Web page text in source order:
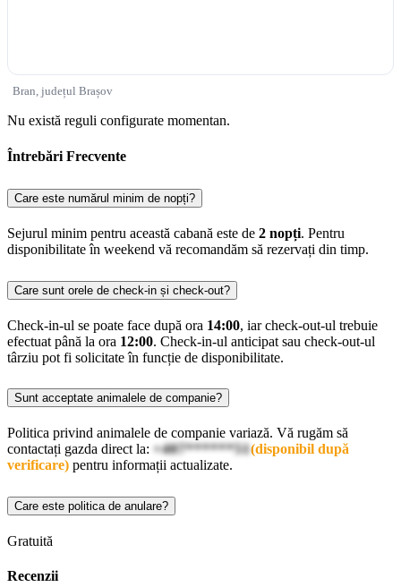
Bran, județul Brașov
Nu există reguli configurate momentan.
Întrebări Frecvente
Care este numărul minim de nopți?
Sejurul minim pentru această cabană este de 2 nopți. Pentru
disponibilitate în weekend vă recomandăm să rezervați din timp.
Care sunt orele de check-in și check-out?
Check-in-ul se poate face după ora 14:00, iar check-out-ul trebuie
efectuat până la ora 12:00. Check-in-ul anticipat sau check-out-ul
târziu pot fi solicitate în funcție de disponibilitate.
Sunt acceptate animalele de companie?
Politica privind animalele de companie variază. Vă rugăm să
contactați gazda direct la: +407******51(disponibil după
verificare) pentru informații actualizate.
Care este politica de anulare?
Gratuită
Recenzii